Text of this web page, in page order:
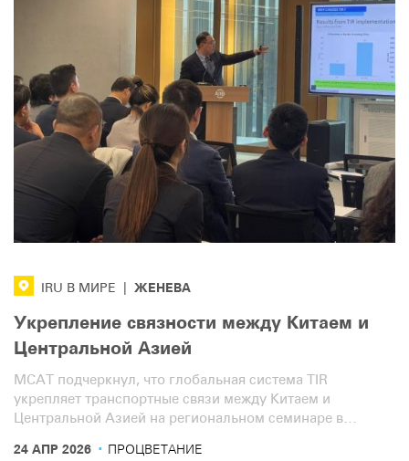
IRU В МИРЕ ЖЕНЕВА
Укрепление связности между Китаем и
Центральной Азией
МСАТ подчеркнул, что глобальная система TIR
укрепляет транспортные связи между Китаем и
Центральной Азией на региональном семинаре в
24 АПР 2026 · ПРОЦВЕТАНИЕ